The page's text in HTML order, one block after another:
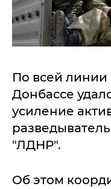
По всей линии
Донбассе
усиление
"ЛДНР".
Об этом